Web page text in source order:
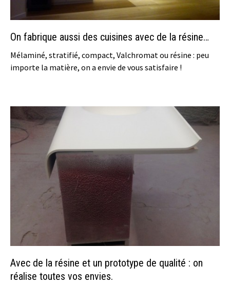
On fabrique aussi des cuisines avec de la résine…
Mélaminé, stratifié, compact, Valchromat ou résine : peu
importe la matière, on a envie de vous satisfaire !
Avec de la résine et un prototype de qualité : on
réalise toutes vos envies.